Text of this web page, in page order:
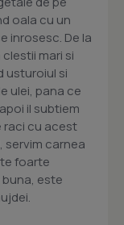
oala cu un
inrosesc. De la
mari si
usturoiul si
ulei, pana ce
il subtiem
raci cu acest
servim carnea
foarte
este